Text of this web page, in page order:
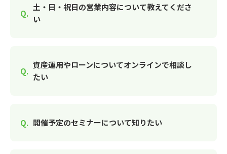
土・日・祝日の営業内容について教えてくださ
い
資産運用やローンについてオンラインで相談し
たい
開催予定のセミナーについて知りたい